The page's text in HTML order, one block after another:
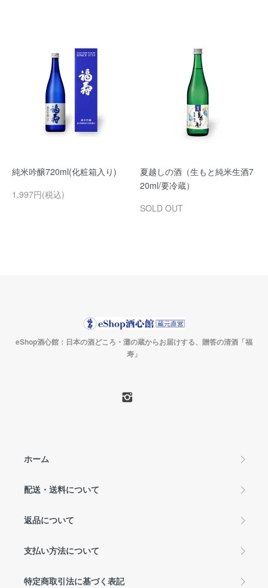
純米吟醸720ml(化粧箱入り)
1,997円(税込)
夏越しの酒（生もと純米生酒7
20ml/要冷蔵）
SOLD OUT
eShop酒心館：日本の酒どころ・灘の蔵からお届けする、贈答の清酒「福
寿」
ホーム
配送・送料について
返品について
支払い方法について
特定商取引法に基づく表記